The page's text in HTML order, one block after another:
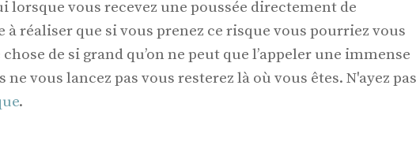
lorsque vous recevez une poussée directement de
à réaliser que si vous prenez ce risque vous pourriez vous
de si grand qu’on ne peut que l’appeler une immense
vous lancez pas vous resterez là où vous êtes. N'ayez pas
.